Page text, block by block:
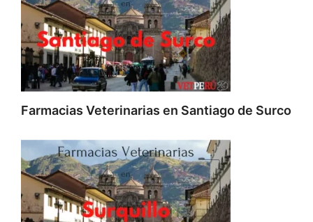
Farmacias Veterinarias en Santiago de Surco